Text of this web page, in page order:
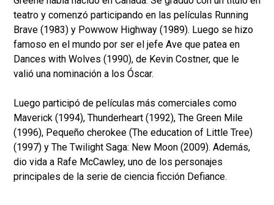
teatro y comenzó participando en las películas Running
Brave (1983) y Powwow Highway (1989). Luego se hizo
famoso en el mundo por ser el jefe Ave que patea en
Dances with Wolves (1990), de Kevin Costner, que le
valió una nominación a los Óscar.
Luego participó de películas más comerciales como
Maverick (1994), Thunderheart (1992), The Green Mile
(1996), Pequeño cherokee (The education of Little Tree)
(1997) y The Twilight Saga: New Moon (2009). Además,
dio vida a Rafe McCawley, uno de los personajes
principales de la serie de ciencia ficción Defiance.